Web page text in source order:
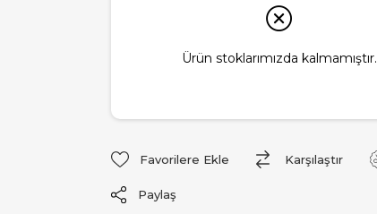
Ürün stoklarımızda kalmamıştır.
Favorilere Ekle Karşılaştır
Paylaş